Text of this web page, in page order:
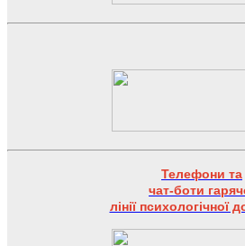
Телефони та
чат-боти
лінії психологічної